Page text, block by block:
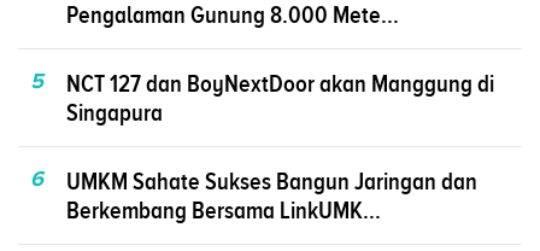
Pengalaman Gunung 8.000 Mete...
5
NCT 127 dan BoyNextDoor akan Manggung di
Singapura
6
UMKM Sahate Sukses Bangun Jaringan dan
Berkembang Bersama LinkUMK...